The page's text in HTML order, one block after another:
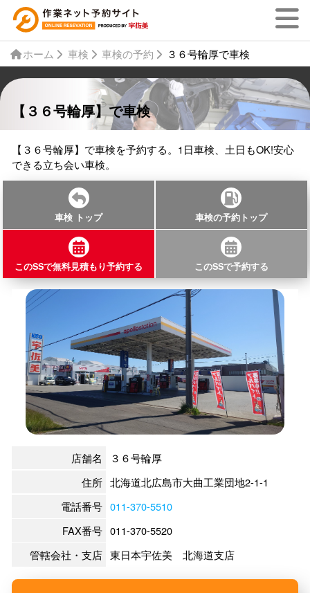
ホーム 車検 車検の予約 ３６号輪厚で車検
【３６号輪厚】で車検
【３６号輪厚】で車検を予約する。1日車検、土日もOK!安心
できる立ち会い車検。
車検 トップ 車検の予約トップ
このSSで無料見積もり予約する このSSで予約する
店舗名
３６号輪厚
住所 北海道北広島市大曲工業団地2-1-1
電話番号 011-370-5510
FAX番号 011-370-5520
管轄会社・支店 東日本宇佐美 北海道支店